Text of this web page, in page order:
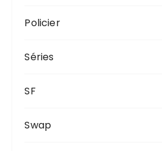
Policier
Séries
SF
Swap